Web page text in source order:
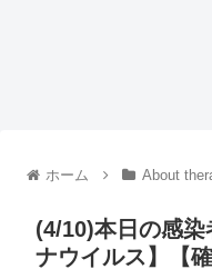
ホーム About
(4/10)本日の感
ナウイルス】【確